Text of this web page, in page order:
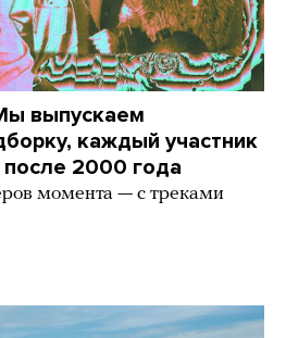
выпускаем
каждый участник
2000 года
момента — с треками